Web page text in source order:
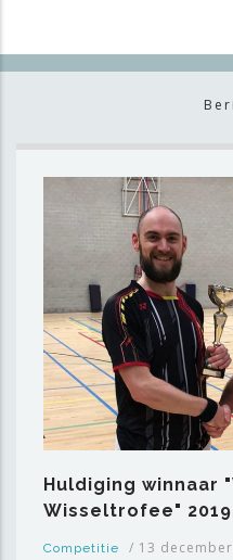
Huldiging winnaar
Wisseltrofee"
Competitie / 13